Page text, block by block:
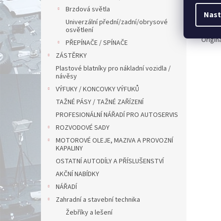
Brzdová světla
Univerzální přední/zadní/obrysové
osvětlení
PŘEPÍNAČE / SPÍNAČE
ZÁSTĚRKY
Plastové blatníky pro nákladní vozidla /
návěsy
VÝFUKY / KONCOVKY VÝFUKŮ
TAŽNÉ PÁSY / TAŽNÉ ZAŘÍZENÍ
PROFESIONÁLNÍ NÁŘADÍ PRO AUTOSERVIS
ROZVODOVÉ SADY
MOTOROVÉ OLEJE, MAZIVA A PROVOZNÍ
KAPALINY
OSTATNÍ AUTODÍLY A PŘÍSLUŠENSTVÍ
AKČNÍ NABÍDKY
NÁŘADÍ
Zahradní a stavební technika
Žebříky a lešení
8 815
10